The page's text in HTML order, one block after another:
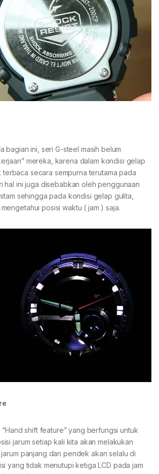
bagian ini, seri G-steel masih belum
mereka, karena dalam kondisi gelap
terbaca secara sempurna terutama pada
hal ini juga disebabkan oleh penggunaan
sehingga pada kondisi gelap gulita,
posisi waktu ( jam ) saja.
shift feature” yang berfungsi untuk
jarum setiap kali kita akan melakukan
panjang dan pendek akan selalu di
yang tidak menutupi ketiga LCD pada jam